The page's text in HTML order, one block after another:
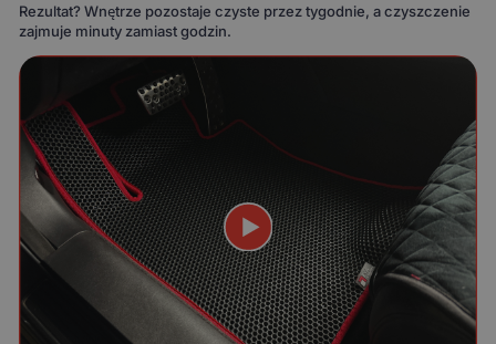
Rezultat? Wnętrze pozostaje czyste przez tygodnie, a czyszczenie
zajmuje minuty zamiast godzin.